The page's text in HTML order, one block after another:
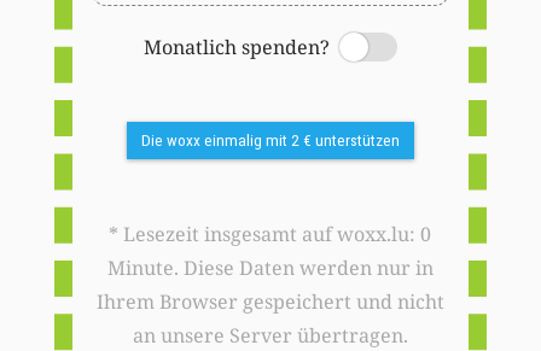
Monatlich spenden?
Switch
Die woxx einmalig mit 2 € unterstützen
* Lesezeit insgesamt auf woxx.lu: 0
Minute. Diese Daten werden nur in
Ihrem Browser gespeichert und nicht
an unsere Server übertragen.